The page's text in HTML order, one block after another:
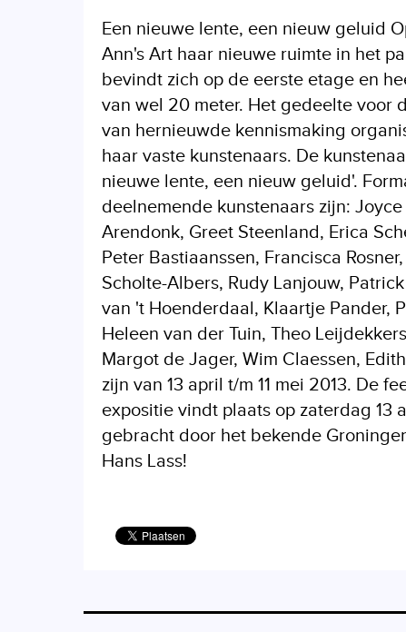
Een nieuwe lente, een nieuw geluid
Ann's Art haar nieuwe ruimte in het
bevindt zich op de eerste etage en
van wel 20 meter. Het gedeelte voor
van hernieuwde kennismaking
haar vaste kunstenaars. De
nieuwe lente, een nieuw geluid'.
deelnemende kunstenaars zijn:
Arendonk, Greet Steenland, Erica
Peter Bastiaanssen, Francisca
Scholte-Albers, Rudy Lanjouw,
van 't Hoenderdaal, Klaartje Pander,
Heleen van der Tuin, Theo
Margot de Jager, Wim Claessen,
zijn van 13 april t/m 11 mei 2013. De
expositie vindt plaats op zaterdag 13
gebracht door het bekende
Hans Lass!